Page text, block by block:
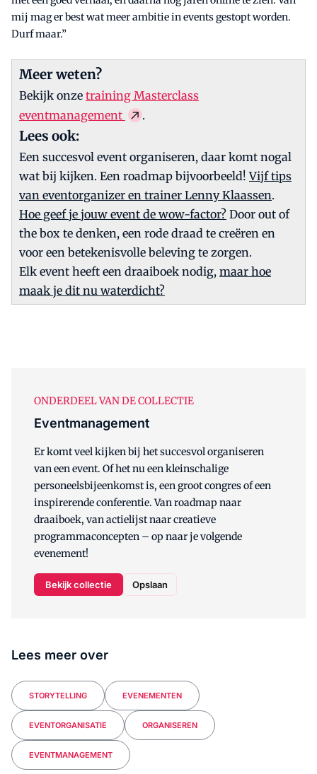
mij mag er best wat meer ambitie in events gestopt worden.
Durf maar.”
Meer weten?
Bekijk onze training Masterclass
eventmanagement
.
Lees ook:
Een succesvol event organiseren, daar komt nogal
wat bij kijken. Een roadmap bijvoorbeeld!Vijf tips
van eventorganizer en trainer Lenny Klaassen.
Hoe geef je jouw event de wow-factor? Door out of
the box te denken, een rode draad te creëren en
voor een betekenisvolle beleving te zorgen.
Elk event heeft een draaiboek nodig, maar hoe
maak je dit nu waterdicht?
ONDERDEEL VAN DE COLLECTIE
Eventmanagement
Er komt veel kijken bij het succesvol organiseren
van een event. Of het nu een kleinschalige
personeelsbijeenkomst is, een groot congres of een
inspirerende conferentie. Van roadmap naar
draaiboek, van actielijst naar creatieve
programmaconcepten – op naar je volgende
evenement!
Bekijk collectie Opslaan
Lees meer over
STORYTELLING EVENEMENTEN
EVENTORGANISATIE ORGANISEREN
EVENTMANAGEMENT